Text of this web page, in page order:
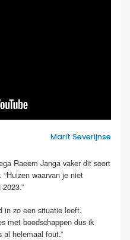
Marit Severijnse
Raeem Janga vaker dit soort
waarvan je niet
in zo een situatie leeft.
met boodschappen dus ik
helemaal fout.”